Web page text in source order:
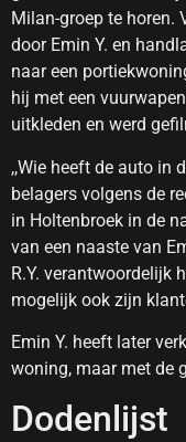
Milan-groep te horen.
door Emin Y. en
naar een
hij met een
uitkleden en werd
,,Wie heeft de auto in
belagers volgens de
in Holtenbroek in de
van een naaste van
R.Y. verantwoordelijk
mogelijk ook zijn
Emin Y. heeft later
woning, maar met de
Dodenlijst